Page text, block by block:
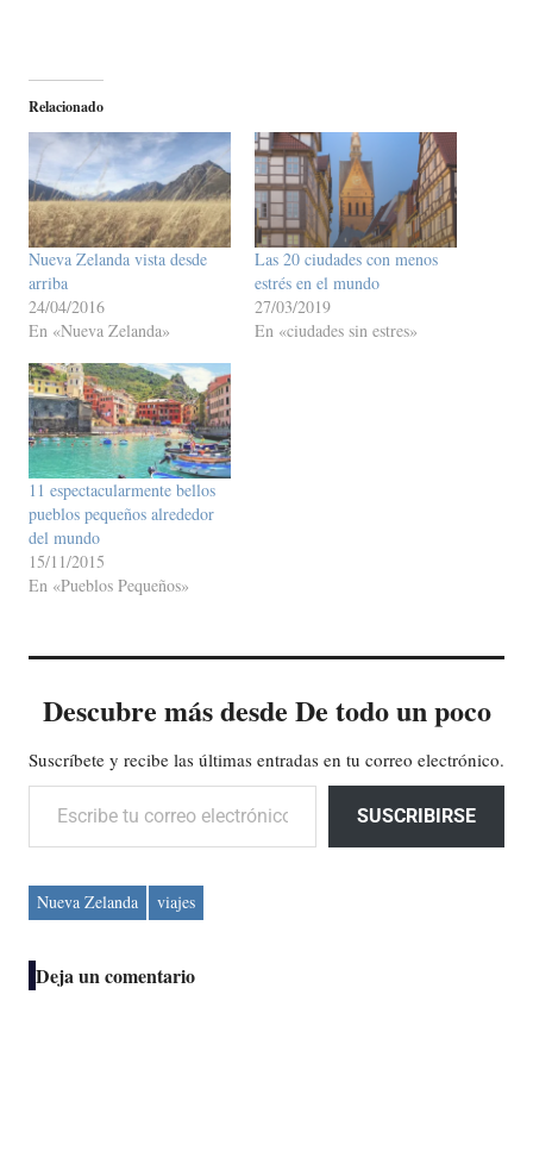
Relacionado
Nueva Zelanda vista desde
arriba
24/04/2016
En «Nueva Zelanda»
Las 20 ciudades con menos
estrés en el mundo
27/03/2019
En «ciudades sin estres»
11 espectacularmente bellos
pueblos pequeños alrededor
del mundo
15/11/2015
En «Pueblos Pequeños»
Descubre más desde De todo un poco
Suscríbete y recibe las últimas entradas en tu correo electrónico.
Escribe tu correo electrónico…
SUSCRIBIRSE
Nueva Zelanda viajes
Deja un comentario